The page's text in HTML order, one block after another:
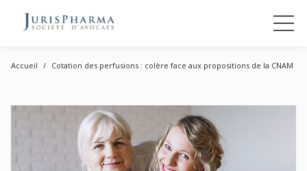
Accueil Cotation des perfusions : colère face aux propositions de la CNAM